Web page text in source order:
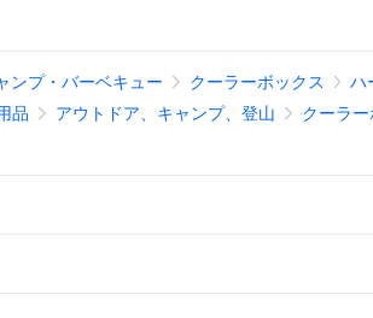
ンプ・バーベキュー クーラーボックス
ハ
品
アウトドア、キャンプ、登山
クーラ